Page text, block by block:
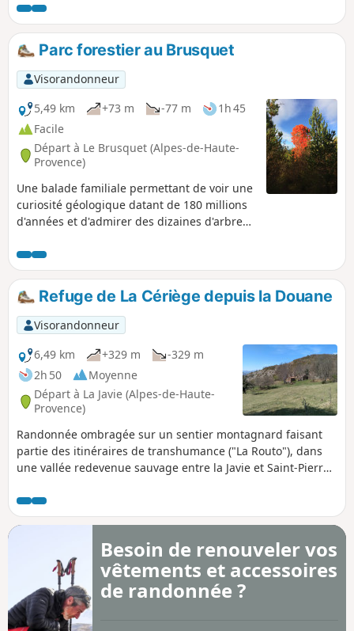
superbe panorama. Le départ se fait à Archail, petit village
à 13 km de Digne-les-Bains auquel on accède par une
route, déjà magnifique, qui longe le torrent du Bouinenc.
Parc forestier au Brusquet
Visorandonneur
5,49 km
+73 m -77 m
1h 45
Facile
Départ à Le Brusquet (Alpes-de-Haute-
Provence)
Une balade familiale permettant de voir une
curiosité géologique datant de 180 millions
d'années et d'admirer des dizaines d'arbres
Refuge de La Cériège depuis la Douane
Visorandonneur
6,49 km
+329 m
-329 m
2h 50
Moyenne
Départ à La Javie (Alpes-de-Haute-
Provence)
Randonnée ombragée sur un sentier montagnard faisant
partie des itinéraires de transhumance ("La Routo"), dans
une vallée redevenue sauvage entre la Javie et Saint-Pierre
rencontre d’une nature fascinante (au printemps :
orchidées dont ophrys bourdon), visite d’un hameau,
Besoin de renouveler vos
vêtements et accessoires
de randonnée ?